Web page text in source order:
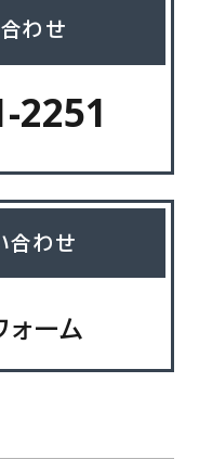
わせ
2251
合わせ
ーム